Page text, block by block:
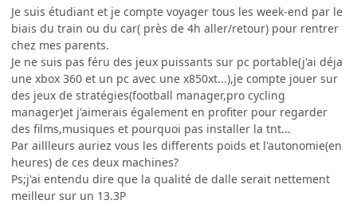
Je suis étudiant et je compte voyager tous les week-end par le
biais du train ou du car( près de 4h aller/retour) pour rentrer
chez mes parents.
Je ne suis pas féru des jeux puissants sur pc portable(j'ai déja
une xbox 360 et un pc avec une x850xt...),je compte jouer sur
des jeux de stratégies(football manager,pro cycling
manager)et j'aimerais également en profiter pour regarder
des films,musiques et pourquoi pas installer la tnt...
Par aillleurs auriez vous les differents poids et l'autonomie(en
heures) de ces deux machines?
Ps;j'ai entendu dire que la qualité de dalle serait nettement
meilleur sur un 13.3P